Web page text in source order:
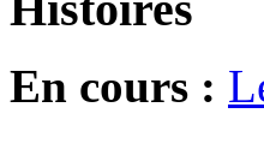
En cours :